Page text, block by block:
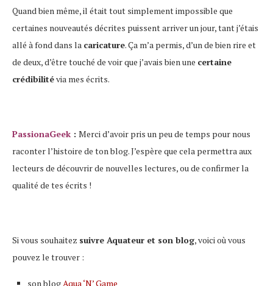
Quand bien même, il était tout simplement impossible que
certaines nouveautés décrites puissent arriver un jour, tant j’étais
allé à fond dans la caricature. Ça m’a permis, d’un de bien rire et
de deux, d’être touché de voir que j’avais bien une certaine
crédibilitévia mes écrits.
PassionaGeek : Merci d’avoir pris un peu de temps pour nous
raconter l’histoire de ton blog. J’espère que cela permettra aux
lecteurs de découvrir de nouvelles lectures, ou de confirmer la
qualité de tes écrits !
Si vous souhaitez suivre Aquateur et son blog, voici où vous
pouvez le trouver :
son blog Aqua ‘N’ Game